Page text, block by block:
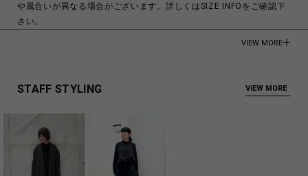
や風合いが異なる場合がございます。詳しくはSIZE INFOをご確認下
さい。
Made in Japan
VIEW MORE
STAFF STYLING VIEW MORE